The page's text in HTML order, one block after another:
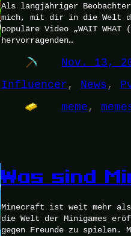
Als langjähriger
mich, mit dir in die Welt
populäre Video „WAIT
hervorragenden…
Nov. 13,
Influencer , News ,
meme ,
Was sind
Minecraft ist weit mehr als
die Welt der Minigames
gegen Freunde zu spielen.